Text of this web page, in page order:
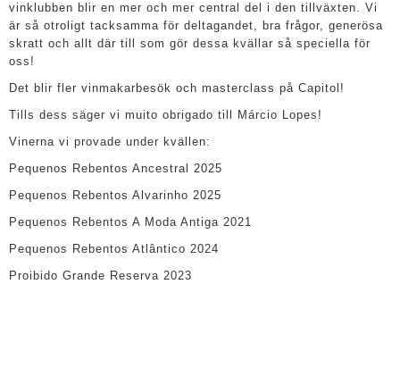
vinklubben blir en mer och mer central del i den tillväxten. Vi
är så otroligt tacksamma för deltagandet, bra frågor, generösa
skratt och allt där till som gör dessa kvällar så speciella för
oss!
Det blir fler vinmakarbesök och masterclass på Capitol!
Tills dess säger vi muito obrigado till Márcio Lopes!
Vinerna vi provade under kvällen:
Pequenos Rebentos Ancestral 2025
Pequenos Rebentos Alvarinho 2025
Pequenos Rebentos A Moda Antiga 2021
Pequenos Rebentos Atlântico 2024
Proibido Grande Reserva 2023